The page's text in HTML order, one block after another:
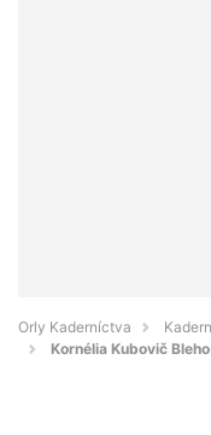
Orly Kaderníctva
Kornélia Kubovič